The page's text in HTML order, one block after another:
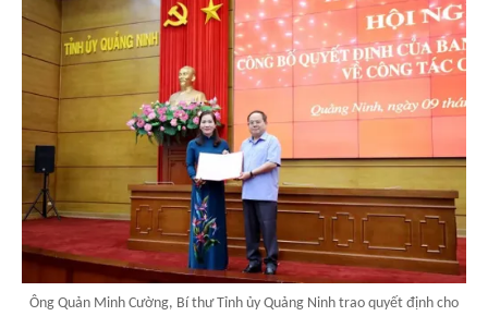
Ông Quản Minh Cường, Bí thư Tỉnh ủy Quảng Ninh trao quyết định cho